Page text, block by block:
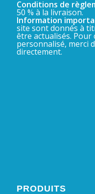
Conditions de
50 % à la livraison.
Information
site sont donnés à
être actualisés.
personnalisé, merci
directement.
PRODUITS